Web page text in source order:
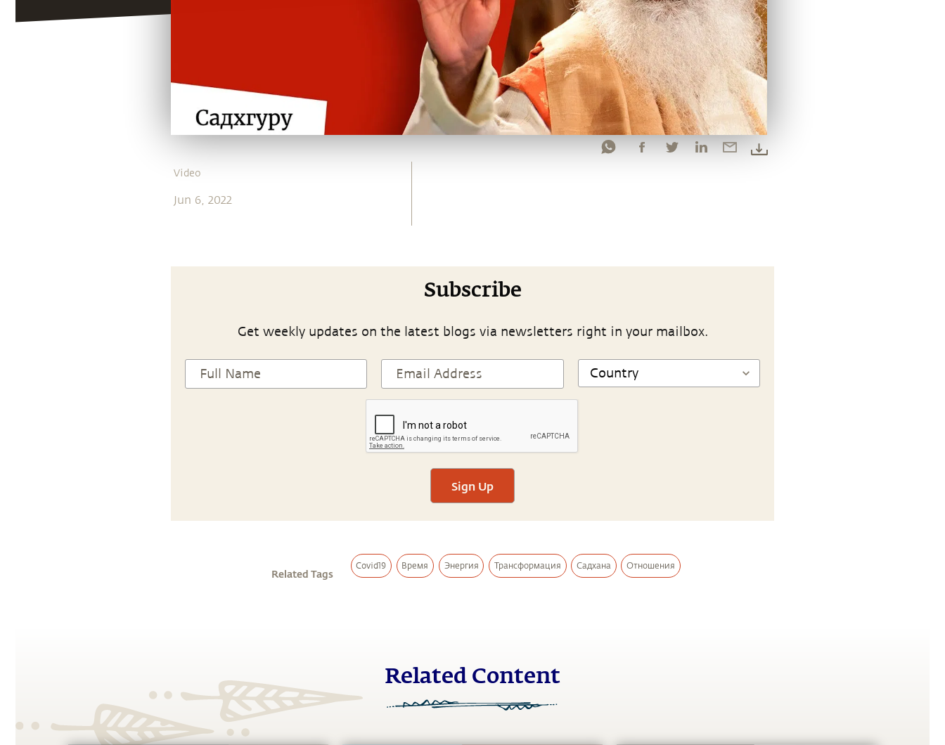
Video
Jun 6, 2022
Subscribe
Get weekly updates on the latest blogs via newsletters right in your mailbox.
Sign Up
Related Tags
Covid19 Время Энергия Трансформация Садхана Отношения
Related Content